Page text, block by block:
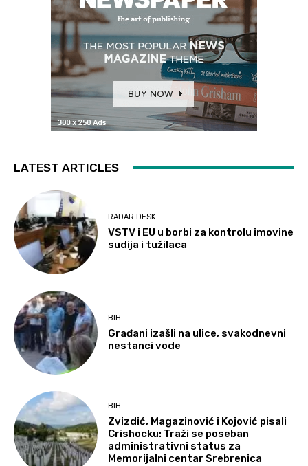
LATEST ARTICLES
RADAR DESK
VSTV i EU u borbi za kontrolu imovine
sudija i tužilaca
BIH
Građani izašli na ulice, svakodnevni
nestanci vode
BIH
Zvizdić, Magazinović i Kojović pisali
Crishocku: Traži se poseban
administrativni status za
Memorijalni centar Srebrenica